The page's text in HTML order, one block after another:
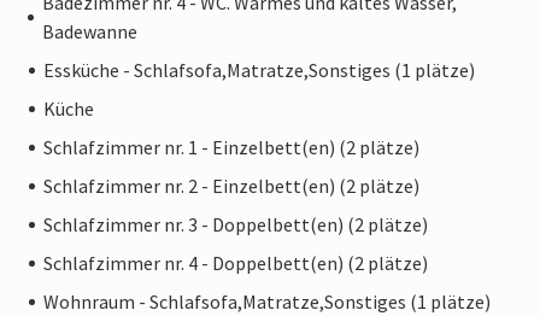
Badewanne
Essküche - Schlafsofa,Matratze,Sonstiges (1 plätze)
Küche
Schlafzimmer nr. 1 - Einzelbett(en) (2 plätze)
Schlafzimmer nr. 2 - Einzelbett(en) (2 plätze)
Schlafzimmer nr. 3 - Doppelbett(en) (2 plätze)
Schlafzimmer nr. 4 - Doppelbett(en) (2 plätze)
Wohnraum - Schlafsofa,Matratze,Sonstiges (1 plätze)